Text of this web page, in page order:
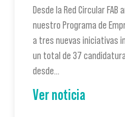
Desde la Red Circular
nuestro Programa de
a tres nuevas iniciativas
un total de 37
desde…
Ver noticia